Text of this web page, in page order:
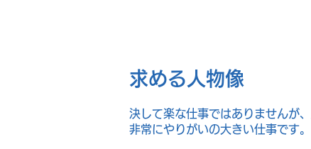
求める人物像
決して楽な仕事ではありませんが
非常にやりがいの大きい仕事です。